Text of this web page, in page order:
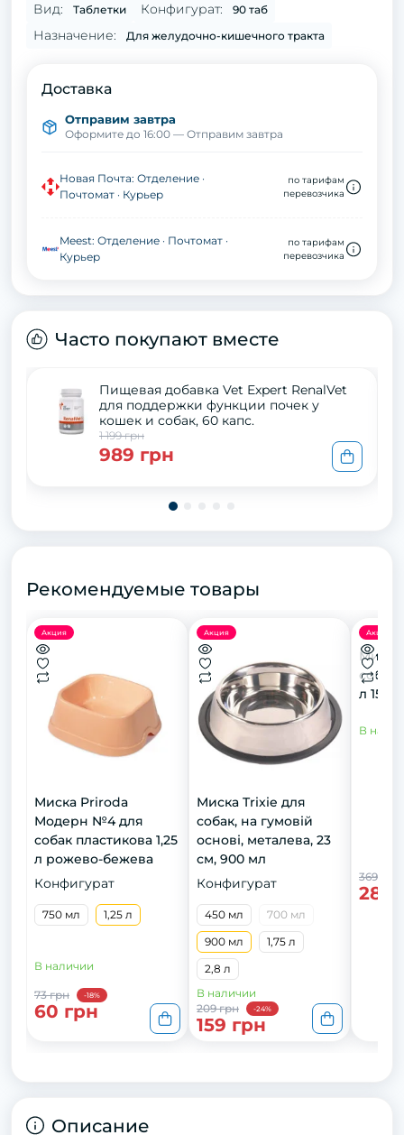
Вид: Таблетки Конфигурат: 90 таб
Назначение: Для желудочно-кишечного тракта
Доставка
Отправим завтра
Оформите до 16:00 — Отправим завтра
Новая Почта: Отделение ·
Почтомат · Курьер
по тарифам
перевозчика
Meest: Отделение · Почтомат ·
Курьер
по тарифам
перевозчика
Часто покупают вместе
Пищевая добавка Vet Expert RenalVet
для поддержки функции почек у
кошек и собак, 60 капс.
1 199 грн
989 грн
Рекомендуемые товары
Акция
Миска Priroda
Модерн №4 для
собак пластикова 1,25
л рожево-бежева
Конфигурат
750 мл 1,25 л
В наличии
73 грн -18%
60 грн
Акция
Миска Trixie для
собак, на гумовій
основі, металева, 23
см, 900 мл
Конфигурат
450 мл
700 мл
900 мл
1,75 л
2,8 л
В наличии
209 грн
-24%
159 грн
Акция
Миска
собак
л 15 см
В
369 грн
289
Описание